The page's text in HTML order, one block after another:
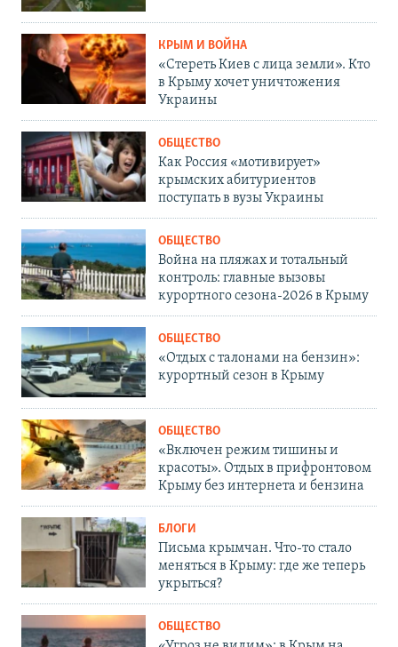
КРЫМ И ВОЙНА
«Стереть Киев с лица земли». Кто
в Крыму хочет уничтожения
Украины
ОБЩЕСТВО
Как Россия «мотивирует»
крымских абитуриентов
поступать в вузы Украины
ОБЩЕСТВО
Война на пляжах и тотальный
контроль: главные вызовы
курортного сезона-2026 в Крыму
ОБЩЕСТВО
«Отдых с талонами на бензин»:
курортный сезон в Крыму
ОБЩЕСТВО
«Включен режим тишины и
красоты». Отдых в прифронтовом
Крыму без интернета и бензина
БЛОГИ
Письма крымчан. Что-то стало
меняться в Крыму: где же теперь
укрыться?
ОБЩЕСТВО